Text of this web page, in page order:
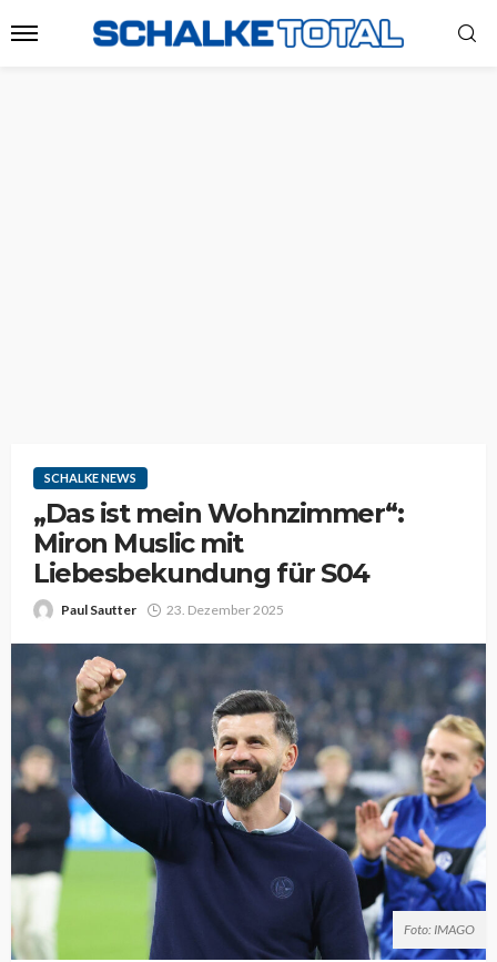
SCHALKE NEWS
„Das ist mein Wohnzimmer“:
Miron Muslic mit
Liebesbekundung für S04
Paul Sautter 23. Dezember 2025
Foto: IMAGO